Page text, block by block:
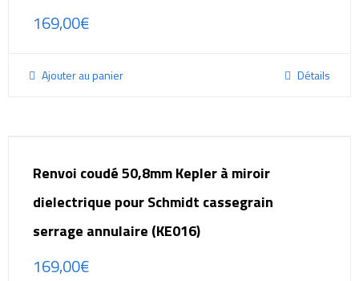
169,00€
Ajouter au panier Détails
Renvoi coudé 50,8mm Kepler à miroir
dielectrique pour Schmidt cassegrain
serrage annulaire (KE016)
169,00€